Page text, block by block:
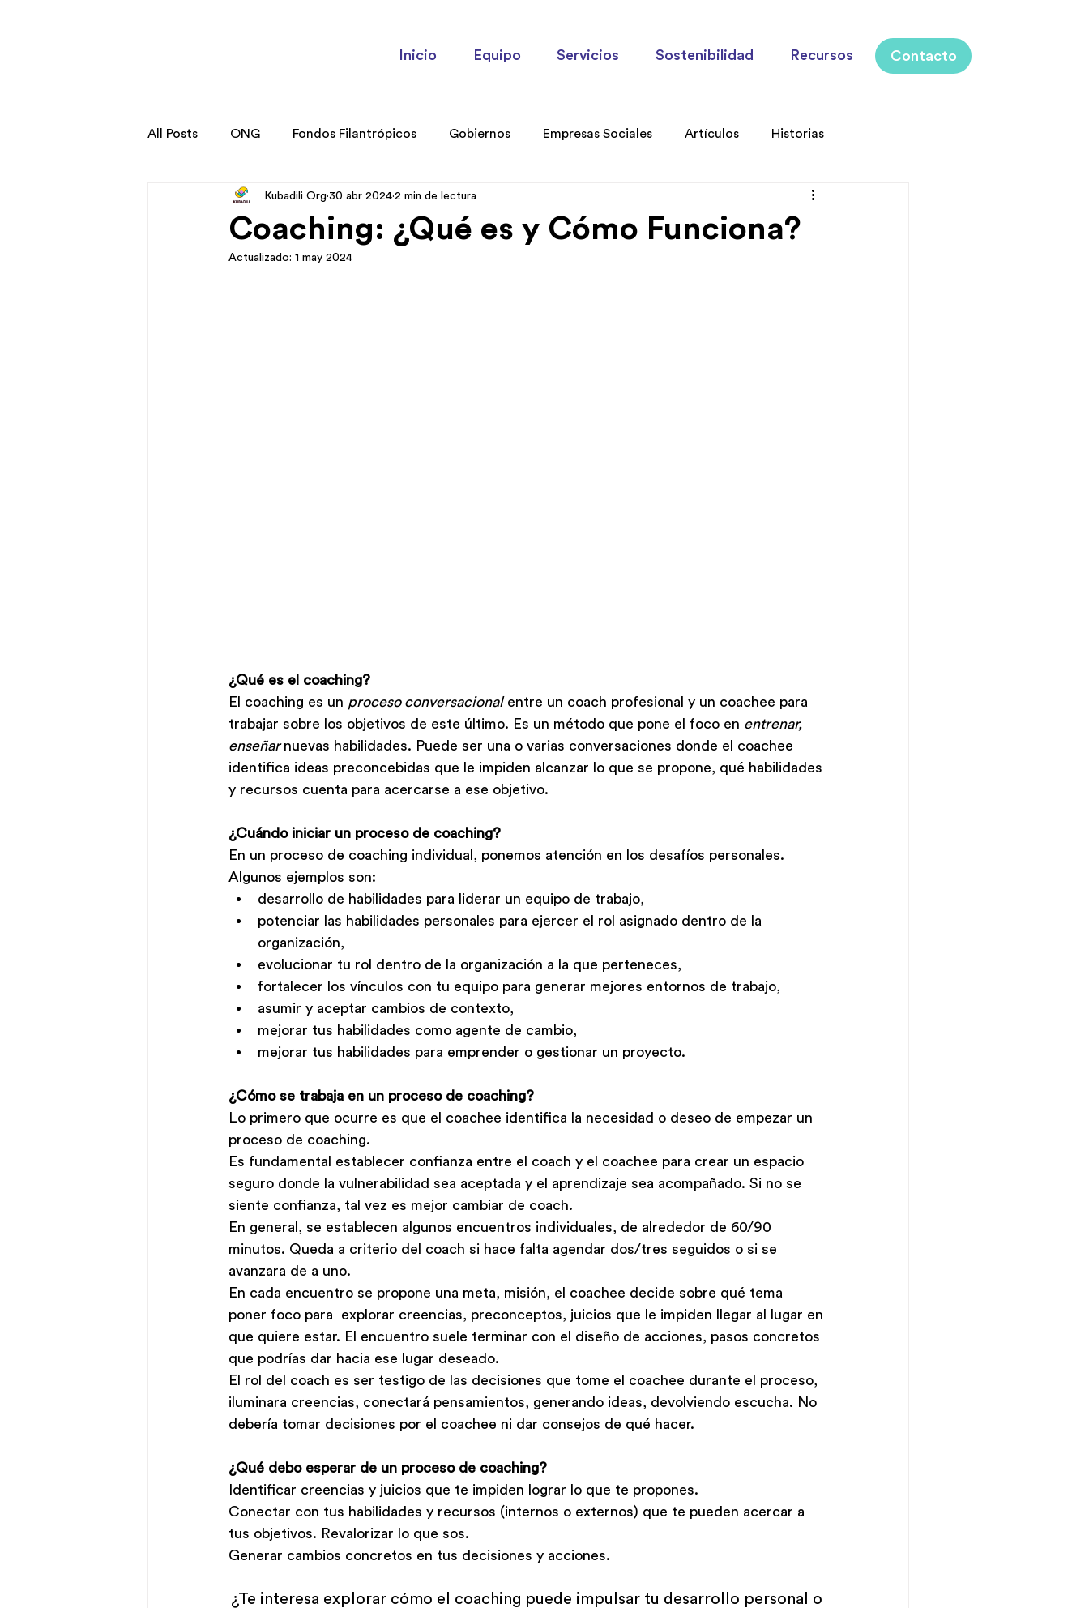
Inicio Equipo Servicios Sostenibilidad Recursos Contacto
All Posts ONG Fondos Filantrópicos Gobiernos Empresas Sociales Artículos Historias
Transformation Stories
Coaching: ¿Qué es y Cómo Funciona?
Kubadili Org 30 abr 2024 2 min de lectura
Actualizado: 1 may 2024
¿Qué es el coaching?
El coaching es un proceso conversacional entre un coach profesional y un coachee para
trabajar sobre los objetivos de este último. Es un método que pone el foco en entrenar,
enseñar nuevas habilidades. Puede ser una o varias conversaciones donde el coachee
identifica ideas preconcebidas que le impiden alcanzar lo que se propone, qué habilidades
y recursos cuenta para acercarse a ese objetivo.
¿Cuándo iniciar un proceso de coaching?
En un proceso de coaching individual, ponemos atención en los desafíos personales.
Algunos ejemplos son:
desarrollo de habilidades para liderar un equipo de trabajo,
potenciar las habilidades personales para ejercer el rol asignado dentro de la
organización,
evolucionar tu rol dentro de la organización a la que perteneces,
fortalecer los vínculos con tu equipo para generar mejores entornos de trabajo,
asumir y aceptar cambios de contexto,
mejorar tus habilidades como agente de cambio,
mejorar tus habilidades para emprender o gestionar un proyecto.
¿Cómo se trabaja en un proceso de coaching?
Lo primero que ocurre es que el coachee identifica la necesidad o deseo de empezar un
proceso de coaching.
Es fundamental establecer confianza entre el coach y el coachee para crear un espacio
seguro donde la vulnerabilidad sea aceptada y el aprendizaje sea acompañado. Si no se
siente confianza, tal vez es mejor cambiar de coach.
En general, se establecen algunos encuentros individuales, de alrededor de 60/90
minutos. Queda a criterio del coach si hace falta agendar dos/tres seguidos o si se
avanzara de a uno.
En cada encuentro se propone una meta, misión, el coachee decide sobre qué tema
poner foco para  explorar creencias, preconceptos, juicios que le impiden llegar al lugar en
que quiere estar. El encuentro suele terminar con el diseño de acciones, pasos concretos
que podrías dar hacia ese lugar deseado.
El rol del coach es ser testigo de las decisiones que tome el coachee durante el proceso,
iluminara creencias, conectará pensamientos, generando ideas, devolviendo escucha. No
debería tomar decisiones por el coachee ni dar consejos de qué hacer.
¿Qué debo esperar de un proceso de coaching?
Identificar creencias y juicios que te impiden lograr lo que te propones.
Conectar con tus habilidades y recursos (internos o externos) que te pueden acercar a
tus objetivos. Revalorizar lo que sos.
Generar cambios concretos en tus decisiones y acciones.
¿Te interesa explorar cómo el coaching puede impulsar tu desarrollo personal o